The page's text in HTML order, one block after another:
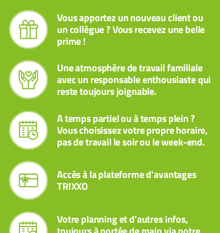
Vous apportez un nouveau client ou
un collègue ? Vous recevez une belle
prime !
Une atmosphère de travail familiale
avec un responsable enthousiaste qui
reste toujours joignable.
A temps partiel ou à temps plein ?
Vous choisissez votre propre horaire,
pas de travail le soir ou le week-end.
Accès à la plateforme d'avantages
TRIXXO
Votre planning et d'autres infos,